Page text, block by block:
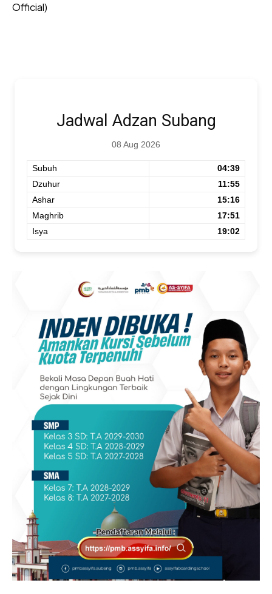
Official)
Jadwal Adzan Subang
08 Aug 2026
Subuh
04:39
Dzuhur
11:55
Ashar
15:16
Maghrib
17:51
Isya
19:02